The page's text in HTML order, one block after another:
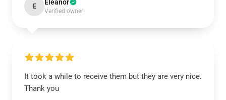
E Eleanor
Verified owner
It took a while to receive them but they are very nice.
Thank you